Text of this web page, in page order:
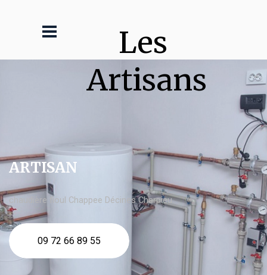
Les
Artisans
ARTISAN
chaudière fioul Chappee Décines Charpieu
09 72 66 89 55